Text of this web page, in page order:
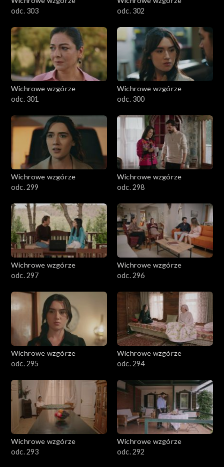
odc. 303
odc. 302
Wichrowe wzgórze
odc. 301
Wichrowe wzgórze
odc. 300
Wichrowe wzgórze
odc. 299
Wichrowe wzgórze
odc. 298
Wichrowe wzgórze
odc. 297
Wichrowe wzgórze
odc. 296
Wichrowe wzgórze
odc. 295
Wichrowe wzgórze
odc. 294
Wichrowe wzgórze
odc. 293
Wichrowe wzgórze
odc. 292